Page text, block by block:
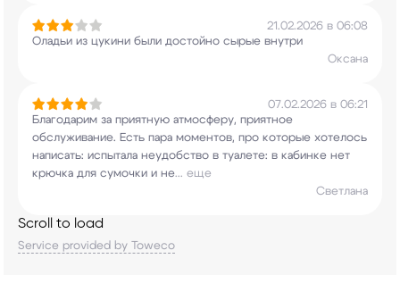
21.02.2026 в 06:08
Оладьи из цукини были достойно сырые внутри
Оксана
07.02.2026 в 06:21
Благодарим за приятную атмосферу, приятное
обслуживание. Есть пара моментов, про которые хотелось
написать: испытала неудобство в туалете: в кабинке нет
крючка для сумочки и не... еще
Светлана
Scroll to load
Service provided by Toweco